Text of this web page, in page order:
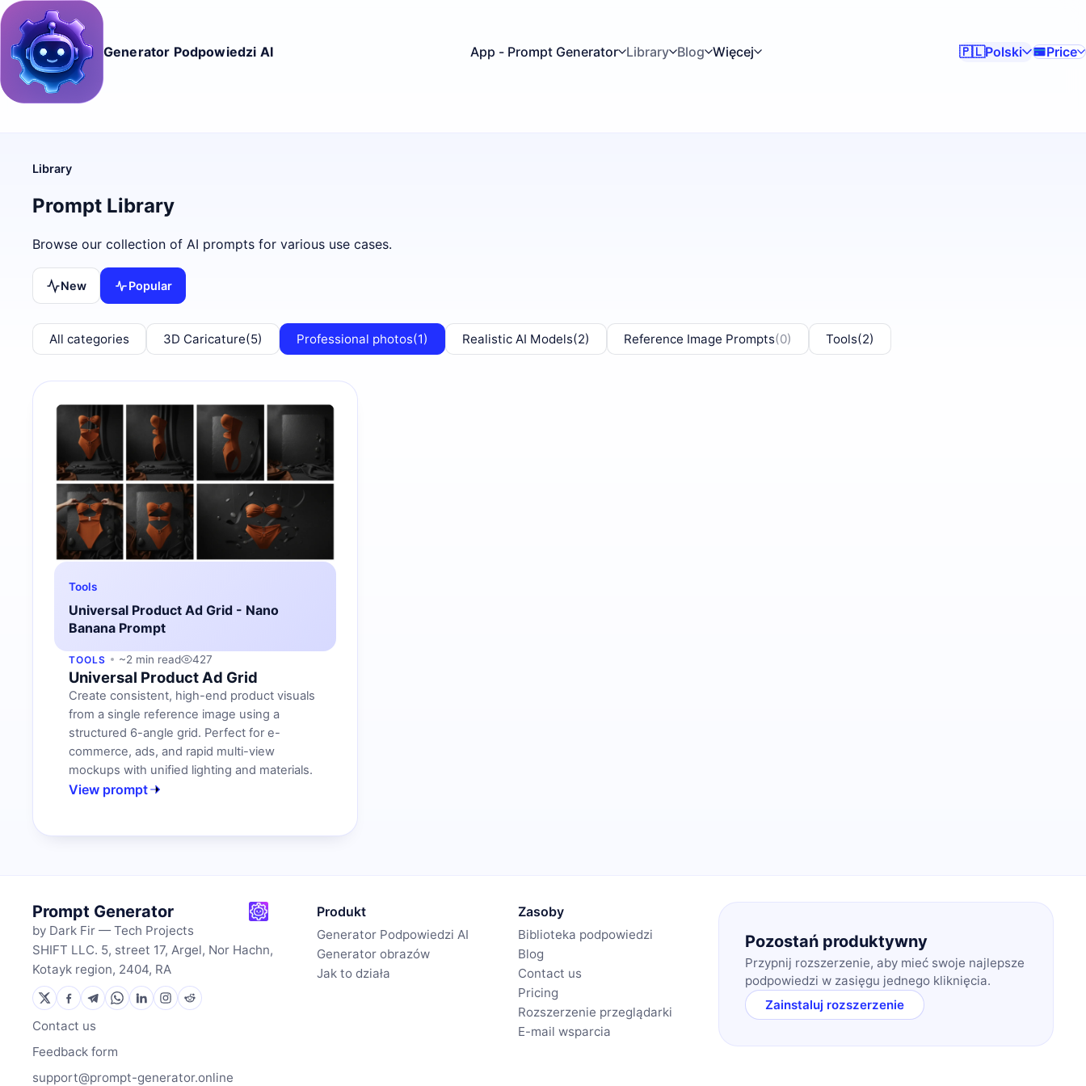
Generator Podpowiedzi AI App - Prompt Generator Library Blog Więcej 🇵🇱Polski Price
Library
Prompt Library
Browse our collection of AI prompts for various use cases.
New Popular
All categories 3D Caricature(5) Professional photos(1) Realistic AI Models(2) Reference Image Prompts(0) Tools(2)
Tools
Universal Product Ad Grid - Nano
Banana Prompt
TOOLS ~2 min read 427
Universal Product Ad Grid
Create consistent, high-end product visuals
from a single reference image using a
structured 6-angle grid. Perfect for e-
commerce, ads, and rapid multi-view
mockups with unified lighting and materials.
View prompt
Prompt Generator
by Dark Fir — Tech Projects
SHIFT LLC. 5, street 17, Argel, Nor Hachn,
Kotayk region, 2404, RA
Contact us
Feedback form
support@prompt-generator.online
Produkt
Generator Podpowiedzi AI
Generator obrazów
Jak to działa
Zasoby
Biblioteka podpowiedzi
Blog
Contact us
Pricing
Rozszerzenie przeglądarki
E-mail wsparcia
Pozostań produktywny
Przypnij rozszerzenie, aby mieć swoje najlepsze
podpowiedzi w zasięgu jednego kliknięcia.
Zainstaluj rozszerzenie